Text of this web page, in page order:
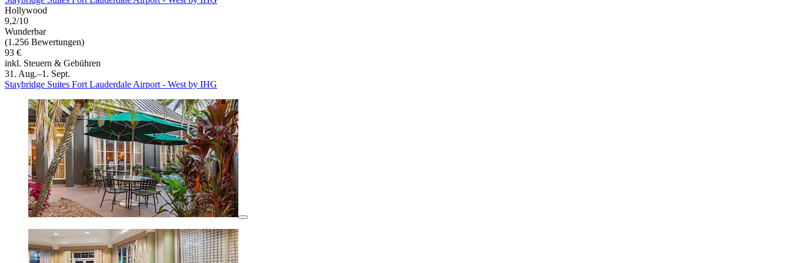
Hollywood
9,2/10
Wunderbar
(1.256 Bewertungen)
93 €
inkl. Steuern & Gebühren
31. Aug.–1. Sept.
Staybridge Suites Fort Lauderdale Airport - West by IHG